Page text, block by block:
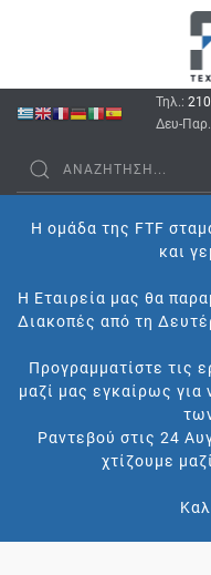
Τηλ.:
Δευ-
Η ομάδα της FTF
και
Η Εταιρεία μας θα
Διακοπές από τη
Προγραμματίστε τις
μαζί μας εγκαίρως για
Ραντεβού στις 24
χτίζουμε